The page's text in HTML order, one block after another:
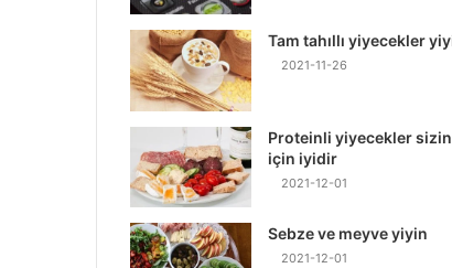
Tam tahıllı yiyecekler
2021-11-26
Proteinli yiyecekler sizin
için iyidir
2021-12-01
Sebze ve meyve yiyin
2021-12-01